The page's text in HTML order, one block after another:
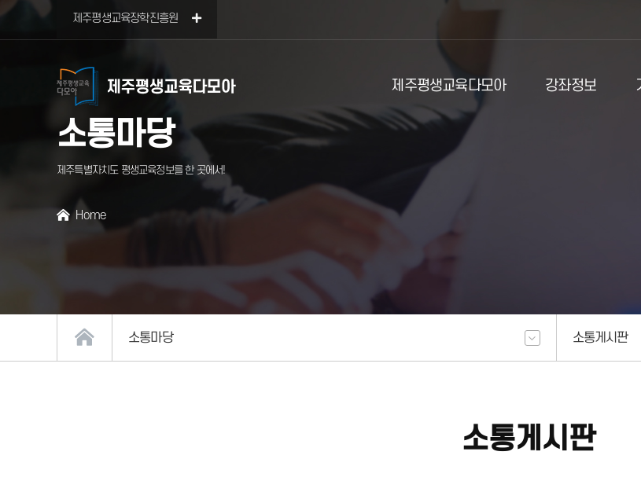
본문 바로가기
제주평생교육장학진흥원
제주평생교육다모아 강좌정보
서브페이지
소통마당
제주특별자치도 평생교육정보를 한 곳에서!
Home
소통마당 소통게시판
소통게시판